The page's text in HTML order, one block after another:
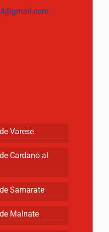
Varese
Cardano al
Samarate
Malnate